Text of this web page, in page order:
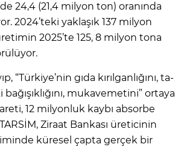
24,4 (21,4 milyon ton) oranında
2024’teki yak­laşık 137 milyon
2025’te 125, 8 milyon tona
“Türki­ye’nin gıda kırılganlığını, ta­
mukavemetini” ortaya
12 mil­yonluk kaybı absorbe
Ziraat Bankası üreticinin
küresel çap­ta gerçek bir